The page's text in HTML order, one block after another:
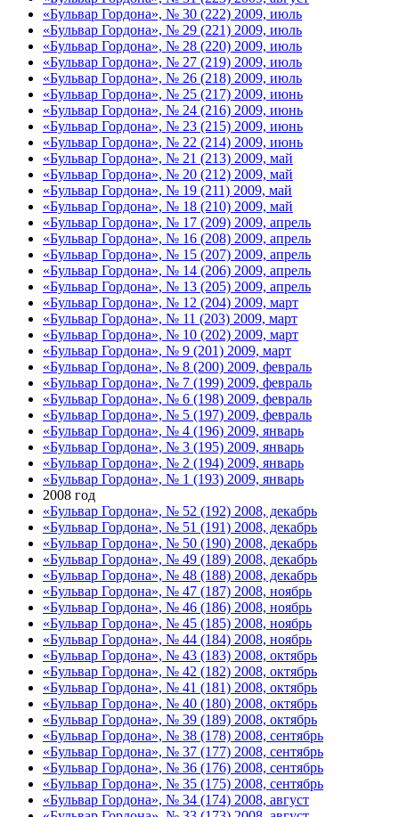
«Бульвар Гордона», № 30 (222) 2009, июль
«Бульвар Гордона», № 29 (221) 2009, июль
«Бульвар Гордона», № 28 (220) 2009, июль
«Бульвар Гордона», № 27 (219) 2009, июль
«Бульвар Гордона», № 26 (218) 2009, июль
«Бульвар Гордона», № 25 (217) 2009, июнь
«Бульвар Гордона», № 24 (216) 2009, июнь
«Бульвар Гордона», № 23 (215) 2009, июнь
«Бульвар Гордона», № 22 (214) 2009, июнь
«Бульвар Гордона», № 21 (213) 2009, май
«Бульвар Гордона», № 20 (212) 2009, май
«Бульвар Гордона», № 19 (211) 2009, май
«Бульвар Гордона», № 18 (210) 2009, май
«Бульвар Гордона», № 17 (209) 2009, апрель
«Бульвар Гордона», № 16 (208) 2009, апрель
«Бульвар Гордона», № 15 (207) 2009, апрель
«Бульвар Гордона», № 14 (206) 2009, апрель
«Бульвар Гордона», № 13 (205) 2009, апрель
«Бульвар Гордона», № 12 (204) 2009, март
«Бульвар Гордона», № 11 (203) 2009, март
«Бульвар Гордона», № 10 (202) 2009, март
«Бульвар Гордона», № 9 (201) 2009, март
«Бульвар Гордона», № 8 (200) 2009, февраль
«Бульвар Гордона», № 7 (199) 2009, февраль
«Бульвар Гордона», № 6 (198) 2009, февраль
«Бульвар Гордона», № 5 (197) 2009, февраль
«Бульвар Гордона», № 4 (196) 2009, январь
«Бульвар Гордона», № 3 (195) 2009, январь
«Бульвар Гордона», № 2 (194) 2009, январь
«Бульвар Гордона», № 1 (193) 2009, январь
2008 год
«Бульвар Гордона», № 52 (192) 2008, декабрь
«Бульвар Гордона», № 51 (191) 2008, декабрь
«Бульвар Гордона», № 50 (190) 2008, декабрь
«Бульвар Гордона», № 49 (189) 2008, декабрь
«Бульвар Гордона», № 48 (188) 2008, декабрь
«Бульвар Гордона», № 47 (187) 2008, ноябрь
«Бульвар Гордона», № 46 (186) 2008, ноябрь
«Бульвар Гордона», № 45 (185) 2008, ноябрь
«Бульвар Гордона», № 44 (184) 2008, ноябрь
«Бульвар Гордона», № 43 (183) 2008, октябрь
«Бульвар Гордона», № 42 (182) 2008, октябрь
«Бульвар Гордона», № 41 (181) 2008, октябрь
«Бульвар Гордона», № 40 (180) 2008, октябрь
«Бульвар Гордона», № 39 (189) 2008, октябрь
«Бульвар Гордона», № 38 (178) 2008, сентябрь
«Бульвар Гордона», № 37 (177) 2008, сентябрь
«Бульвар Гордона», № 36 (176) 2008, сентябрь
«Бульвар Гордона», № 35 (175) 2008, сентябрь
«Бульвар Гордона», № 34 (174) 2008, август